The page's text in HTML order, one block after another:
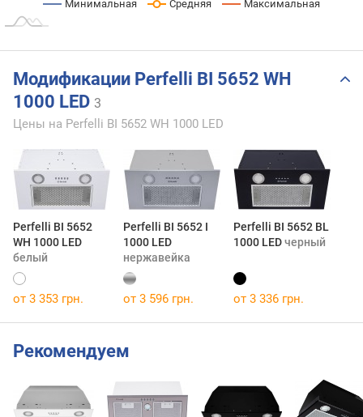
Минимальная Средняя Максимальная
Модификации Perfelli BI 5652 WH
1000 LED 3
Цены на Perfelli BI 5652 WH 1000 LED
Perfelli BI 5652
WH 1000 LED
белый
Perfelli BI 5652 I
1000 LED
нержавейка
Perfelli BI 5652 BL
1000 LEDчерный
от 3 353 грн. от 3 596 грн. от 3 336 грн.
Рекомендуем